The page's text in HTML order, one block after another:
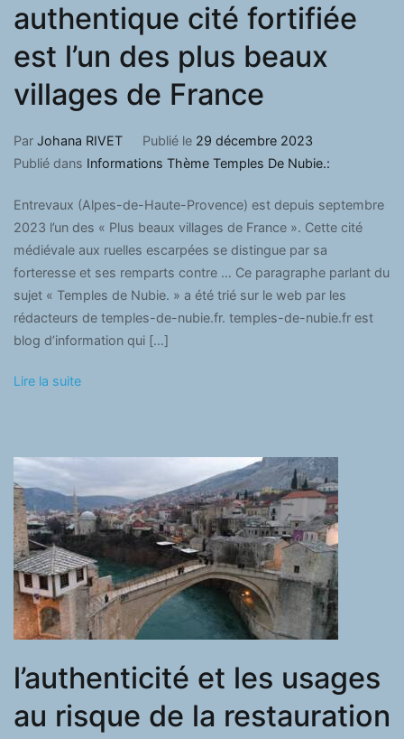
authentique cité fortifiée
est l’un des plus beaux
villages de France
Par Johana RIVET Publié le 29 décembre 2023
Publié dans Informations Thème Temples De Nubie.:
Entrevaux (Alpes-de-Haute-Provence) est depuis septembre
2023 l’un des « Plus beaux villages de France ». Cette cité
médiévale aux ruelles escarpées se distingue par sa
forteresse et ses remparts contre … Ce paragraphe parlant du
sujet « Temples de Nubie. » a été trié sur le web par les
rédacteurs de temples-de-nubie.fr. temples-de-nubie.fr est
blog d’information qui […]
Lire la suite
l’authenticité et les usages
au risque de la restauration